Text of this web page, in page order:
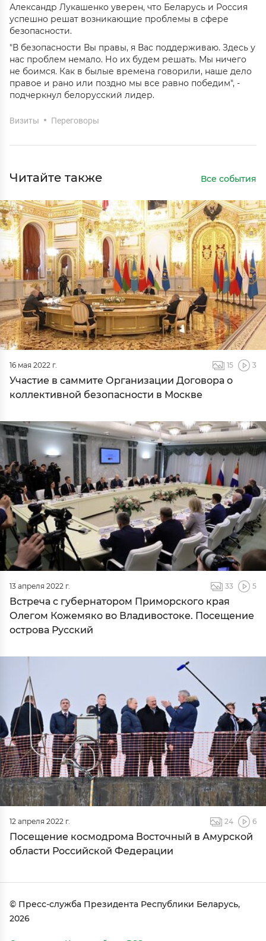
Александр Лукашенко уверен, что Беларусь и Россия
успешно решат возникающие проблемы в сфере
безопасности.
"В безопасности Вы правы, я Вас поддерживаю. Здесь у
нас проблем немало. Но их будем решать. Мы ничего
не боимся. Как в былые времена говорили, наше дело
правое и рано или поздно мы все равно победим", -
подчеркнул белорусский лидер.
Визиты Переговоры
Читайте также Все события
16 мая 2022 г. 15 3
Участие в саммите Организации Договора о
коллективной безопасности в Москве
13 апреля 2022 г. 33 5
Встреча с губернатором Приморского края
Олегом Кожемяко во Владивостоке. Посещение
острова Русский
12 апреля 2022 г. 24 6
Посещение космодрома Восточный в Амурской
области Российской Федерации
© Пресс-служба Президента Республики Беларусь,
2026